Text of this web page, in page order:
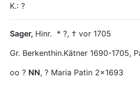
K.: ?
Sager, Hinr. * ?, † vor 1705
Gr. Berkenthin.Kätner 1690-1705,
oo ? NN, ? Maria Patin 2×1693